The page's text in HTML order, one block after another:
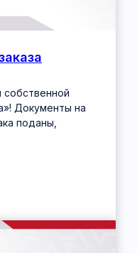
Документы на
поданы,